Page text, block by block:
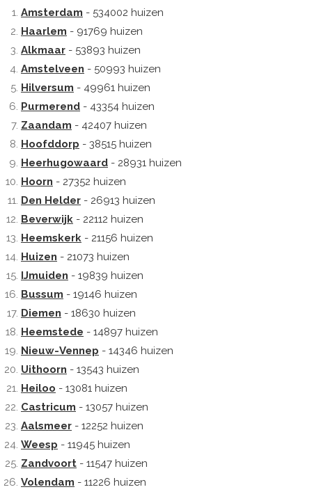
Amsterdam - 534002 huizen
Haarlem - 91769 huizen
Alkmaar - 53893 huizen
Amstelveen - 50993 huizen
Hilversum - 49961 huizen
Purmerend - 43354 huizen
Zaandam - 42407 huizen
Hoofddorp - 38515 huizen
Heerhugowaard - 28931 huizen
Hoorn - 27352 huizen
Den Helder - 26913 huizen
Beverwijk - 22112 huizen
Heemskerk - 21156 huizen
Huizen - 21073 huizen
IJmuiden - 19839 huizen
Bussum - 19146 huizen
Diemen - 18630 huizen
Heemstede - 14897 huizen
Nieuw-Vennep - 14346 huizen
Uithoorn - 13543 huizen
Heiloo - 13081 huizen
Castricum - 13057 huizen
Aalsmeer - 12252 huizen
Weesp - 11945 huizen
Zandvoort - 11547 huizen
Volendam - 11226 huizen